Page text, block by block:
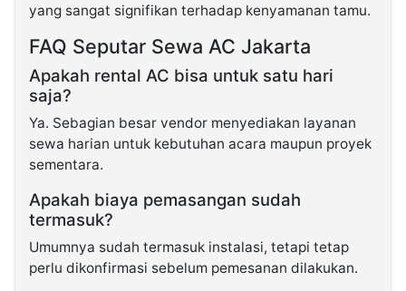
yang sangat signifikan terhadap kenyamanan tamu.
FAQ Seputar Sewa AC Jakarta
Apakah rental AC bisa untuk satu hari
saja?
Ya. Sebagian besar vendor menyediakan layanan
sewa harian untuk kebutuhan acara maupun proyek
sementara.
Apakah biaya pemasangan sudah
termasuk?
Umumnya sudah termasuk instalasi, tetapi tetap
perlu dikonfirmasi sebelum pemesanan dilakukan.